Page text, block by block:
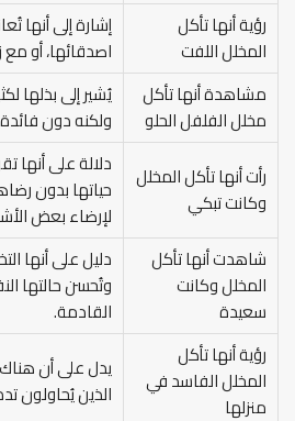
رؤية أنها تأكل
المخلل اللفت
إشارة إلى أنها
اصدقائها، أو
مشاهدة أنها تأكل
مخلل الفلفل الحلو
يُشير إلى بذلها
ولكنه دون
رأت أنها تأكل المخلل
وكانت تبكي
دلالة على أنها
حياتها بدون
لإرضاء بعض
شاهدت أنها تأكل
المخلل وكانت
سعيدة
دليل على أنها
وتُحسن حالتها
القادمة.
رؤية أنها تأكل
المخلل الفاسد في
منزلها
يدل على أن
الذين يُحاولون